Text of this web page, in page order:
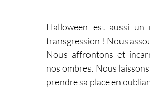
Halloween est aussi un
transgression ! Nous
Nous affrontons et
nos ombres. Nous
prendre sa place en